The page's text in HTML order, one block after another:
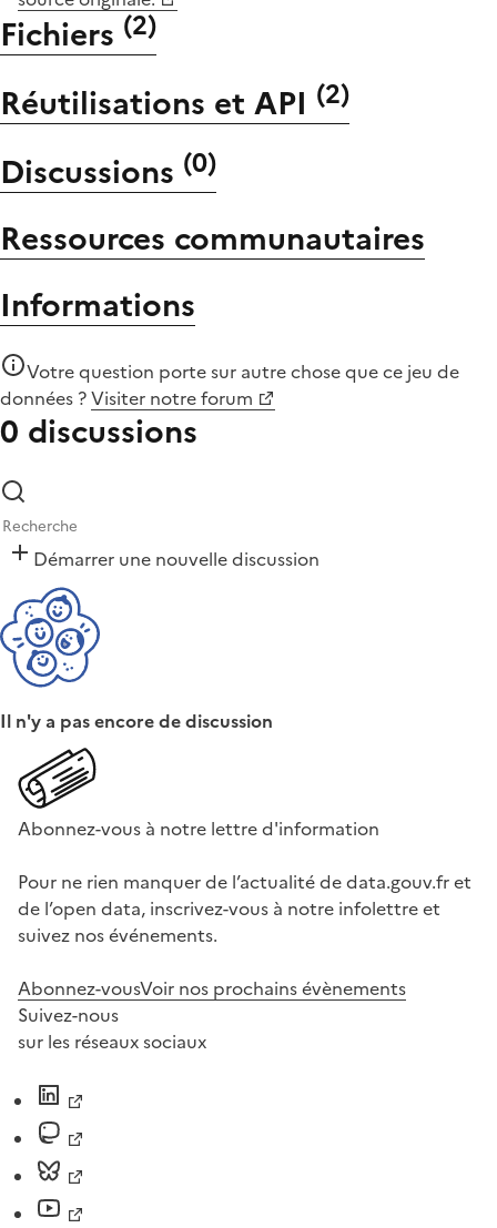
Fichiers (2)
Réutilisations et API (2)
Discussions (0)
Ressources communautaires
Informations
Votre question porte sur autre chose quece jeu de
données ?Visiter notre forum
0 discussions
Démarrer une nouvelle discussion
Il n'y a pas encore de discussion
Abonnez-vous à notre lettre d'information
Pour ne rien manquer de l’actualité de data.gouv.fr et
de l’open data, inscrivez-vous à notre infolettre et
suivez nos événements.
Abonnez-vousVoir nos prochains évènements
Suivez-nous
sur les réseaux sociaux